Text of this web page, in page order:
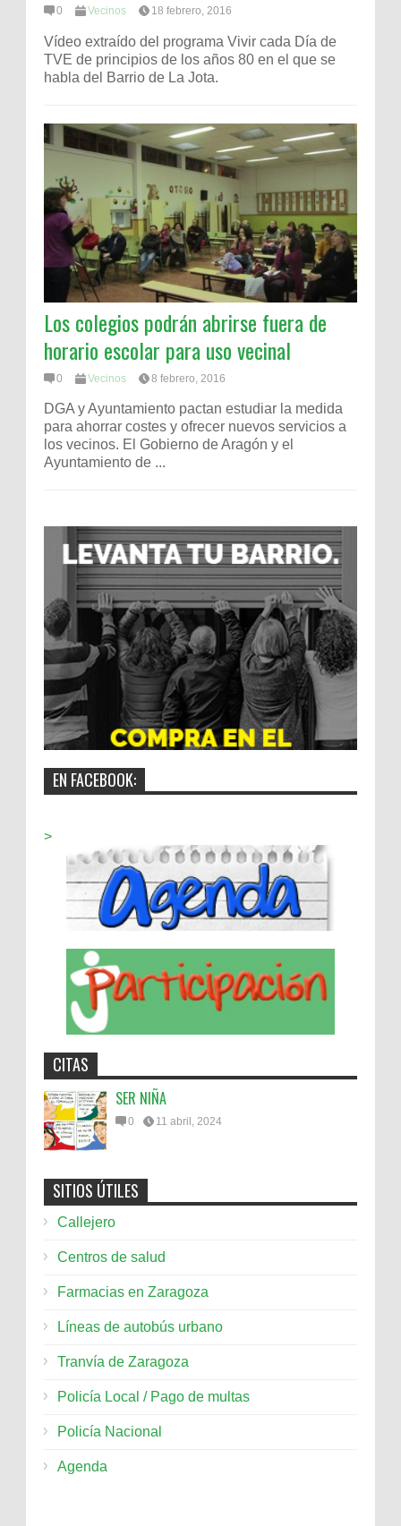
0 Vecinos 18 febrero, 2016
Vídeo extraído del programa Vivir cada Día de
TVE de principios de los años 80 en el que se
habla del Barrio de La Jota.
Los colegios podrán abrirse fuera de
horario escolar para uso vecinal
0 Vecinos 8 febrero, 2016
DGA y Ayuntamiento pactan estudiar la medida
para ahorrar costes y ofrecer nuevos servicios a
los vecinos. El Gobierno de Aragón y el
Ayuntamiento de ...
EN FACEBOOK:
>
CITAS
SER NIÑA
0 11 abril, 2024
SITIOS ÚTILES
Callejero
Centros de salud
Farmacias en Zaragoza
Líneas de autobús urbano
Tranvía de Zaragoza
Policía Local / Pago de multas
Policía Nacional
Agenda